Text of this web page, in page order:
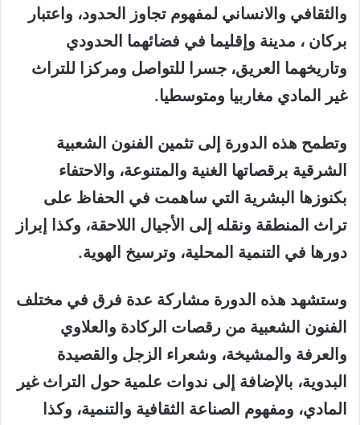
والثقافي والانساني لمفهوم تجاوز الحدود، واعتبار
بركان ، مدينة وإقليما في فضائهما الحدودي
وتاريخهما العريق، جسرا للتواصل ومركزا للتراث
غير المادي مغاربيا ومتوسطيا.
وتطمح هذه الدورة إلى تثمين الفنون الشعبية
الشرقية برقصاتها الغنية والمتنوعة، والاحتفاء
بكنوزها البشرية التي ساهمت في الحفاظ على
تراث المنطقة ونقله إلى الأجيال اللاحقة، وكذا إبراز
دورها في التنمية المحلية، وترسيخ الهوية.
وستشهد هذه الدورة مشاركة عدة فرق في مختلف
الفنون الشعبية من رقصات الركادة والعلاوي
والعرفة والمشيخة، وشعراء الزجل والقصيدة
البدوية، بالإضافة إلى ندوات علمية حول التراث غير
المادي، ومفهوم الصناعة الثقافية والتنمية، وكذا